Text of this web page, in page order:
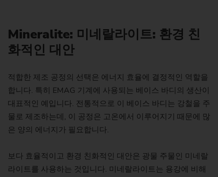
Mineralite: 미네랄라이트: 환경 친
화적인 대안
적합한 제조 공정의 선택은 에너지 효율에 결정적인 역할을
합니다. 특히 EMAG 기계에 사용되는 베이스 바디의 생산이
대표적인 예입니다. 전통적으로 이 베이스 바디는 강철을 주
물로 제조하는데, 이 공정은 고온에서 이루어지기 때문에 많
은 양의 에너지가 필요합니다.
보다 효율적이고 환경 친화적인 대안은 광물 주물인 미네랄
라이트를 사용하는 것입니다. 미네랄라이트는 용강에 비해